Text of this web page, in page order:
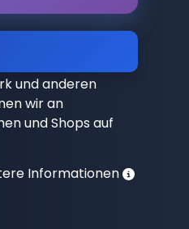
und anderen
wir an
und Shops auf
Informationen